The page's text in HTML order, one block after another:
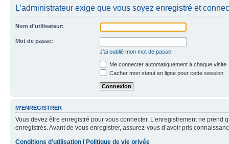
L’administrateur exige que vous soyez enregistré et
Nom d’utilisateur:
Mot de passe:
J’ai oublié mon mot de passe
Me connecter automatiquement à chaque visite
Cacher mon statut en ligne pour cette session
M’ENREGISTRER
Vous devez être enregistré pour vous connecter. L’enregistrement ne
enregistrés. Avant de vous enregistrer, assurez-vous d’avoir pris
Conditions d’utilisation
Politique de vie privée